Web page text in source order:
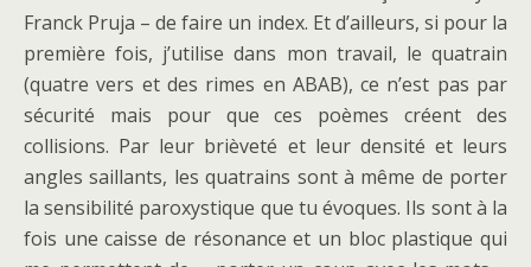
Franck Pruja – de faire un index. Et d’ailleurs, si pour la
première fois, j’utilise dans mon travail, le quatrain
(quatre vers et des rimes en ABAB), ce n’est pas par
sécurité mais pour que ces poèmes créent des
collisions. Par leur brièveté et leur densité et leurs
angles saillants, les quatrains sont à même de porter
la sensibilité paroxystique que tu évoques. Ils sont à la
fois une caisse de résonance et un bloc plastique qui